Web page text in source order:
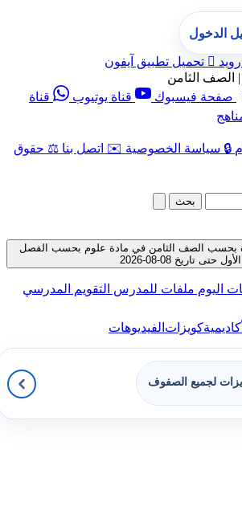
 تحميل تطبيق آيفون
| الصف الثامن
صفحة فيسبوك قناة يوتيوب
قناة
🔒 سياسة الخصوصية ✉️ اتصل بنا ⚖️ حقوق
الدخول
بحث
بحسب الصف الثامن في مادة علوم بحسب الفصل
الأول حتى تاريخ 08-08-2026
اليوم ملفات للمدرس التقويم المدرسي
كويزاتالفيديوهات
لجميع الصفوف